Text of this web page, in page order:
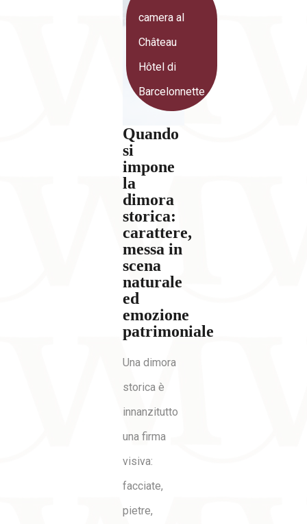
camera al
Château
Hôtel di
Barcelonnette
Quando
si
impone
la
dimora
storica:
carattere,
messa in
scena
naturale
ed
emozione
patrimoniale
Una dimora
storica è
innanzitutto
una firma
visiva:
facciate,
pietre,